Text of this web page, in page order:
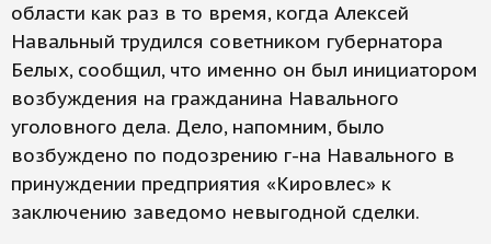
области как раз в то время, когда Алексей
Навальный трудился советником губернатора
Белых, сообщил, что именно он был инициатором
возбуждения на гражданина Навального
уголовного дела. Дело, напомним, было
возбуждено по подозрению г-на Навального в
принуждении предприятия «Кировлес» к
заключению заведомо невыгодной сделки.